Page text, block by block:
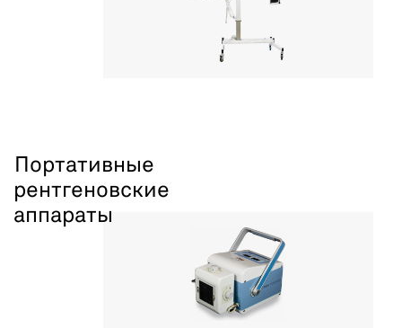
Портативные
рентгеновские
аппараты